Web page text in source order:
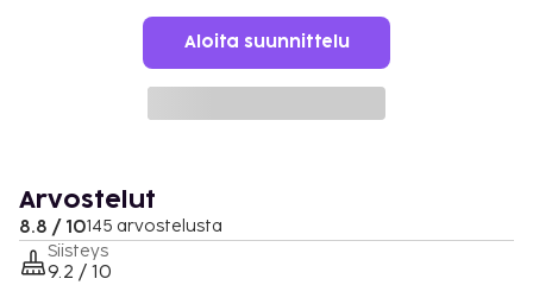
Aloita suunnittelu
Arvostelut
8.8 / 10145 arvostelusta
Siisteys
9.2 / 10